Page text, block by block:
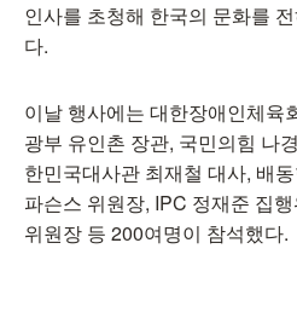
인사를 초청해 한국의 문화를
다.
이날 행사에는 대한장애인체육
광부 유인촌 장관, 국민의힘 나
한민국대사관 최재철 대사, 배
파슨스 위원장, IPC 정재준 집
위원장 등 200여명이 참석했다.